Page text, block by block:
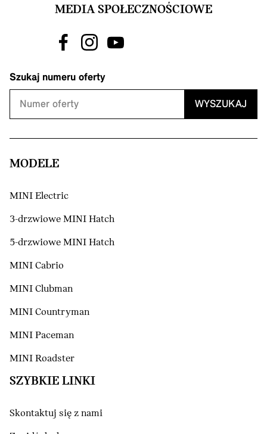
MEDIA SPOŁECZNOŚCIOWE
Szukaj numeru oferty
WYSZUKAJ
MODELE
MINI Electric
3-drzwiowe MINI Hatch
5-drzwiowe MINI Hatch
MINI Cabrio
MINI Clubman
MINI Countryman
MINI Paceman
MINI Roadster
SZYBKIE LINKI
Skontaktuj się z nami